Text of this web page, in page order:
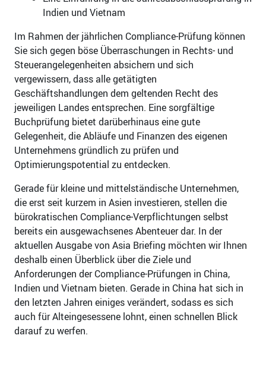
Indien und Vietnam
Im Rahmen der jährlichen Compliance-Prüfung können
Sie sich gegen böse Überraschungen in Rechts- und
Steuerangelegenheiten absichern und sich
vergewissern, dass alle getätigten
Geschäftshandlungen dem geltenden Recht des
jeweiligen Landes entsprechen. Eine sorgfältige
Buchprüfung bietet darüberhinaus eine gute
Gelegenheit, die Abläufe und Finanzen des eigenen
Unternehmens gründlich zu prüfen und
Optimierungspotential zu entdecken.
Gerade für kleine und mittelständische Unternehmen,
die erst seit kurzem in Asien investieren, stellen die
bürokratischen Compliance-Verpflichtungen selbst
bereits ein ausgewachsenes Abenteuer dar. In der
aktuellen Ausgabe von Asia Briefing möchten wir Ihnen
deshalb einen Überblick über die Ziele und
Anforderungen der Compliance-Prüfungen in China,
Indien und Vietnam bieten. Gerade in China hat sich in
den letzten Jahren einiges verändert, sodass es sich
auch für Alteingesessene lohnt, einen schnellen Blick
darauf zu werfen.